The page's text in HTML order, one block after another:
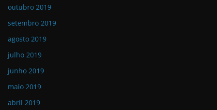
outubro 2019
setembro 2019
agosto 2019
julho 2019
junho 2019
maio 2019
abril 2019